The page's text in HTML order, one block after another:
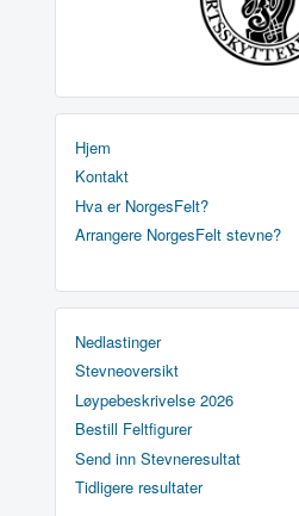
Hjem
Kontakt
Hva er NorgesFelt?
Arrangere NorgesFelt stevne?
Nedlastinger
Stevneoversikt
Løypebeskrivelse 2026
Bestill Feltfigurer
Send inn Stevneresultat
Tidligere resultater